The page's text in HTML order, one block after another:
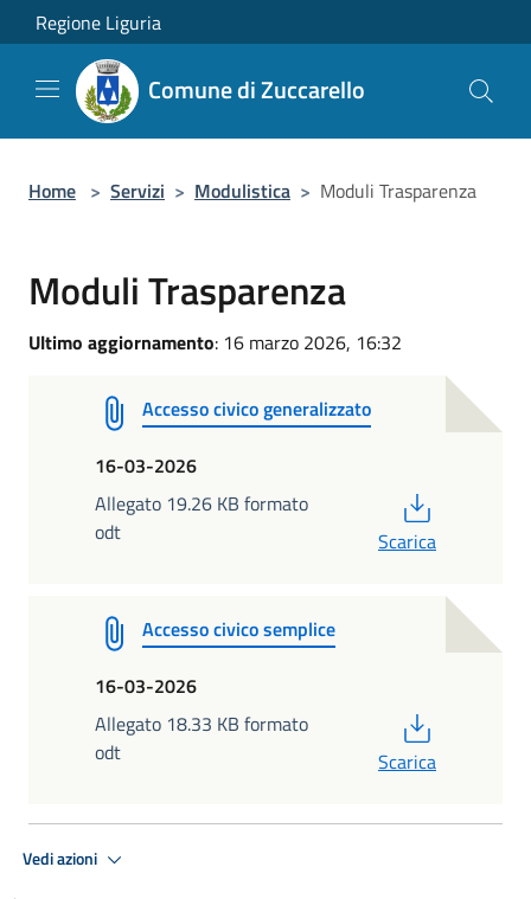
Salta al contenuto principale
Regione Liguria
Comune di Zuccarello
Home > Servizi > Modulistica > Moduli Trasparenza
Moduli Trasparenza
Ultimo aggiornamento: 16 marzo 2026, 16:32
Accesso civico generalizzato
16-03-2026
Allegato 19.26 KB formato
odt
Scarica
Accesso civico semplice
16-03-2026
Allegato 18.33 KB formato
odt
Scarica
Vedi azioni